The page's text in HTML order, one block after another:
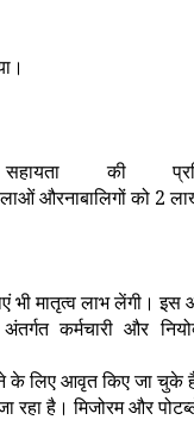
की
औरनाबालिगों को 2
भी मातृत्व लाभ लेंगी।
कर्मचारी और
के लिए आवृत किए जा चुके
रहा है। मिजोरम और